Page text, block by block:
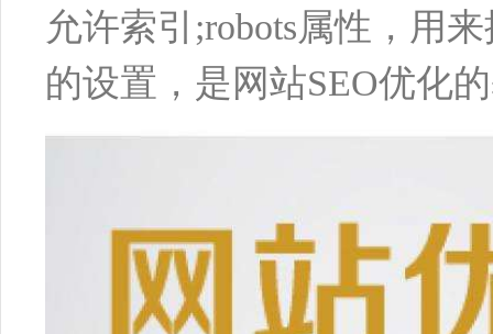
允许索引;robots属性，用
的设置，是网站SEO优化